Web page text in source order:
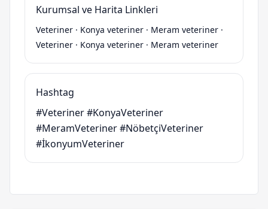
Kurumsal ve Harita Linkleri
Veteriner · Konya veteriner · Meram veteriner ·
Veteriner · Konya veteriner · Meram veteriner
Hashtag
#Veteriner #KonyaVeteriner
#MeramVeteriner #NöbetçiVeteriner
#İkonyumVeteriner